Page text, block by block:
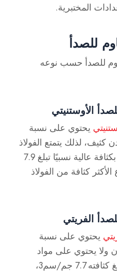
المختبرية.
للصدأ
للصدأ حسب نوعه
الأوستنيتي
يحتوي على نسبة
كثيف، لذلك يتمتع الفولاذ
المقاوم للصدأ الأوستنيتي بكثافة عالية نسبيًا تبلغ 7.9
الأكثر كثافة من الفولاذ
الفريتي
يحتوي على نسبة
ولا يحتوي على مواد
كثيفة بشكل خاص، لذا تبلغ كثافته 7.7 جم/سم3،